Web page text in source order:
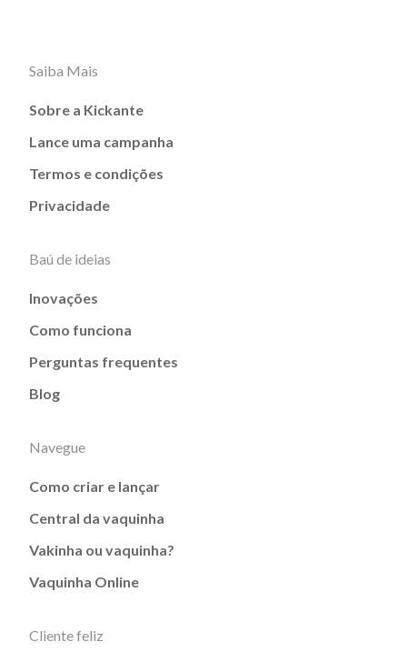
Saiba Mais
Sobre a Kickante
Lance uma campanha
Termos e condições
Privacidade
Baú de ideias
Inovações
Como funciona
Perguntas frequentes
Blog
Navegue
Como criar e lançar
Central da vaquinha
Vakinha ou vaquinha?
Vaquinha Online
Cliente feliz